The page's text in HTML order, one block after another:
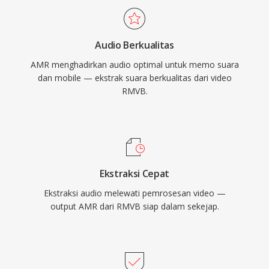
untuk sebagian besar keperluan, format ini
masih memiliki basis pengguna di pasar Asia
dan masih dapat ditemukan di arsip media
pertengahan 2000-an.
bawaan, yang mengurangi transmisi saat
hening. Meskipun AMR tidak cocok untuk musik
karena bandwidth-nya yang sempit (300-3400
Hz), format ini unggul dalam menghasilkan
ucapan yang jelas di bawah kondisi jaringan
Audio Berkualitas
AMR menghadirkan audio optimal untuk memo suara
dan mobile — ekstrak suara berkualitas dari video
RMVB.
Ekstraksi Cepat
Ekstraksi audio melewati pemrosesan video —
output AMR dari RMVB siap dalam sekejap.